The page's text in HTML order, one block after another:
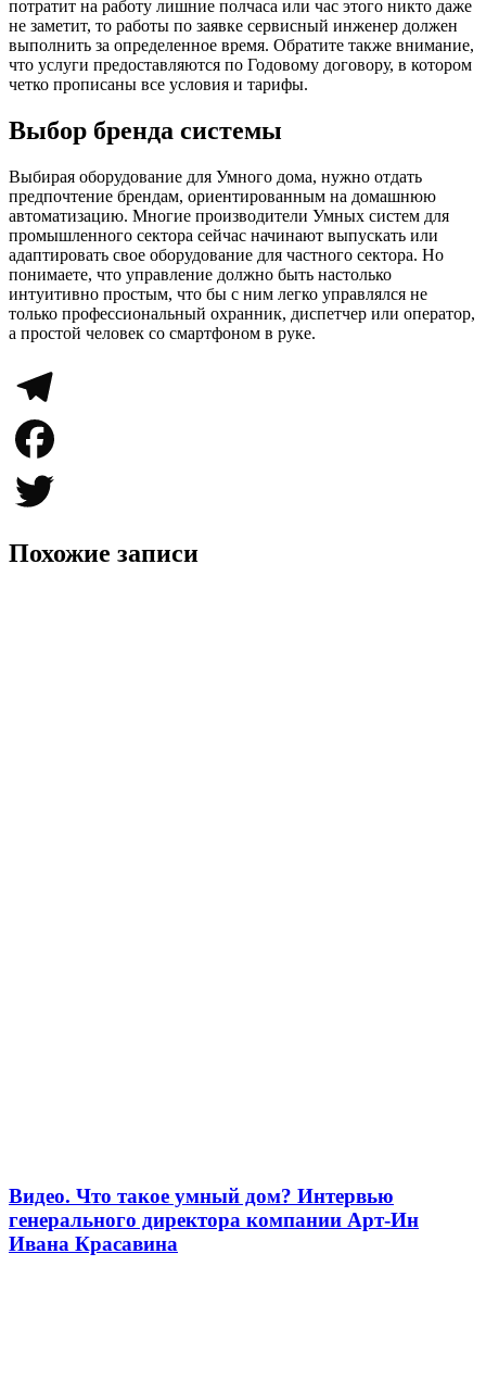
потратит на работу лишние полчаса или час этого никто даже
не заметит, то работы по заявке сервисный инженер должен
выполнить за определенное время. Обратите также внимание,
что услуги предоставляются по Годовому договору, в котором
четко прописаны все условия и тарифы.
Выбор бренда системы
Выбирая оборудование для Умного дома, нужно отдать
предпочтение брендам, ориентированным на домашнюю
автоматизацию. Многие производители Умных систем для
промышленного сектора сейчас начинают выпускать или
адаптировать свое оборудование для частного сектора. Но
понимаете, что управление должно быть настолько
интуитивно простым, что бы с ним легко управлялся не
только профессиональный охранник, диспетчер или оператор,
а простой человек со смартфоном в руке.
Telegram
Facebook
Twitter
Похожие записи
Видео. Что такое умный дом? Интервью
генерального директора компании Арт-Ин
Ивана Красавина